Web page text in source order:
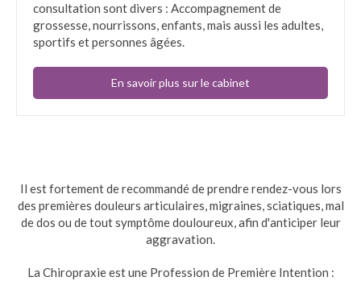
consultation sont divers : Accompagnement de
grossesse, nourrissons, enfants, mais aussi les adultes,
sportifs et personnes âgées.
En savoir plus sur le cabinet
Il est fortement de recommandé de prendre rendez-vous lors
des premières douleurs articulaires, migraines, sciatiques, mal
de dos ou de tout symptôme douloureux, afin d'anticiper leur
aggravation.
La Chiropraxie est une Profession de Première Intention :